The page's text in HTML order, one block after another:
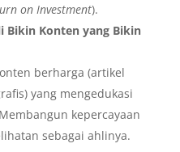
on Investment).
Bikin Konten yang Bikin
berharga (artikel
yang mengedukasi
kepercayaan
sebagai ahlinya.